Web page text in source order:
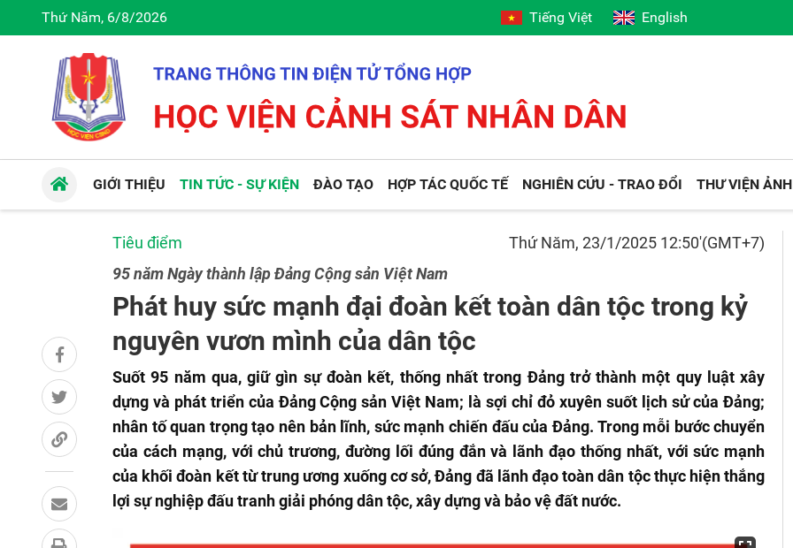
Thứ Năm, 6/8/2026 Tiếng Việt English
GIỚI THIỆU TIN TỨC - SỰ KIỆN ĐÀO TẠO HỢP TÁC QUỐC TẾ NGHIÊN CỨU - TRAO ĐỔI THƯ VIỆN ẢNH
Tiêu điểm
Thứ Năm, 23/1/2025 12:50'(GMT+7)
95 năm Ngày thành lập Đảng Cộng sản Việt Nam
Phát huy sức mạnh đại đoàn kết toàn dân tộc trong kỷ
nguyên vươn mình của dân tộc
Suốt 95 năm qua, giữ gìn sự đoàn kết, thống nhất trong Đảng trở thành một quy luật xây
dựng và phát triển của Đảng Cộng sản Việt Nam; là sợi chỉ đỏ xuyên suốt lịch sử của Đảng;
nhân tố quan trọng tạo nên bản lĩnh, sức mạnh chiến đấu của Đảng. Trong mỗi bước chuyển
của cách mạng, với chủ trương, đường lối đúng đắn và lãnh đạo thống nhất, với sức mạnh
của khối đoàn kết từ trung ương xuống cơ sở, Đảng đã lãnh đạo toàn dân tộc thực hiện thắng
lợi sự nghiệp đấu tranh giải phóng dân tộc, xây dựng và bảo vệ đất nước.